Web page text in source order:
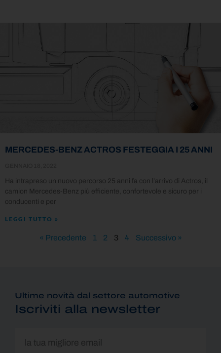
MERCEDES-BENZ ACTROS FESTEGGIA I 25 ANNI
Ha intrapreso un nuovo percorso 25 anni fa con l’arrivo di Actros, il
camion Mercedes-Benz più efficiente, confortevole e sicuro per i
conducenti e per
LEGGI TUTTO »
« Precedente 1 2 3 4 Successivo »
Ultime novità dal settore automotive
Iscriviti alla newsletter